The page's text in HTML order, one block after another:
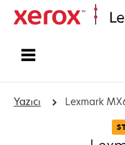
Yazıcı Lexmark